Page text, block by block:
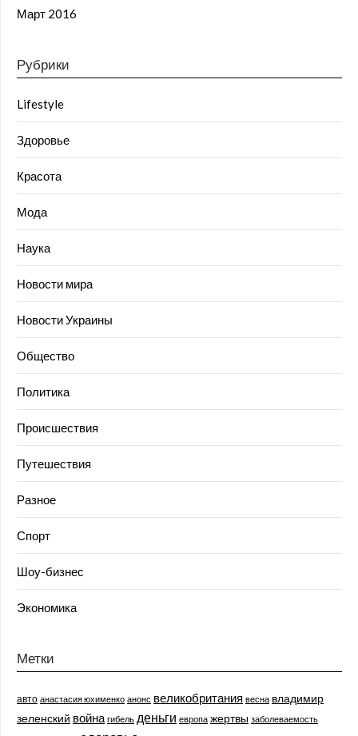
Март 2016
Рубрики
Lifestyle
Здоровье
Красота
Мода
Наука
Новости мира
Новости Украины
Общество
Политика
Происшествия
Путешествия
Разное
Спорт
Шоу-бизнес
Экономика
Метки
авто анастасия юхименко анонс великобритания весна владимир
зеленский война гибель деньги европа жертвы заболеваемость